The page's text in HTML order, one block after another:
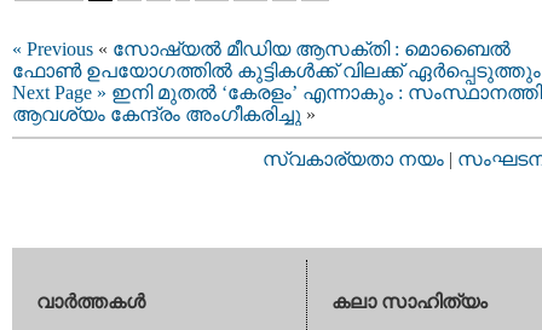
« Previous « സോഷ്യൽ മീഡിയ ആസക്തി : മൊബൈൽ
ഫോൺ ഉപയോഗത്തിൽ കുട്ടികൾക്ക് വിലക്ക് ഏർപ്പെടുത്തും
Next Page » ഇനി മുതൽ ‘കേരളം’ എന്നാകും :
ആവശ്യം കേന്ദ്രം അം​ഗീകരിച്ചു »
സ്വകാര്യതാ നയം |
വാര്‍ത്തകള്‍
കലാ സാഹിത്യം